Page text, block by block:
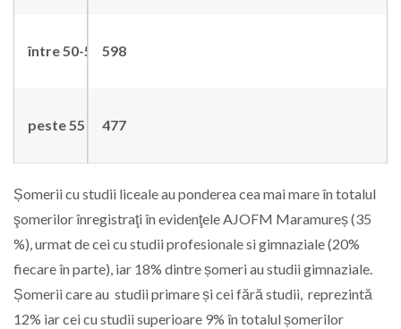
598
477
între 50-55
peste 55 ani
Șomerii cu studii liceale au ponderea cea mai mare în totalul
şomerilor înregistraţi în evidenţele AJOFM Maramureș (35
%), urmat de cei cu studii profesionale si gimnaziale (20%
fiecare în parte), iar 18% dintre șomeri au studii gimnaziale.
Șomerii care au studii primare și cei fără studii, reprezintă
12% iar cei cu studii superioare 9% în totalul șomerilor